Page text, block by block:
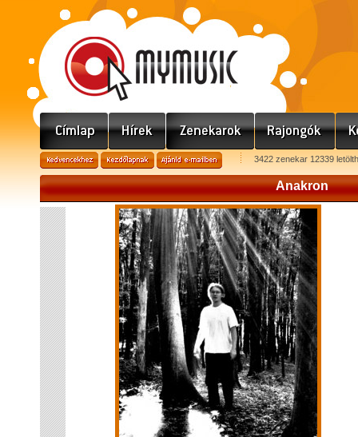
3422 zenekar 12339
Anakron